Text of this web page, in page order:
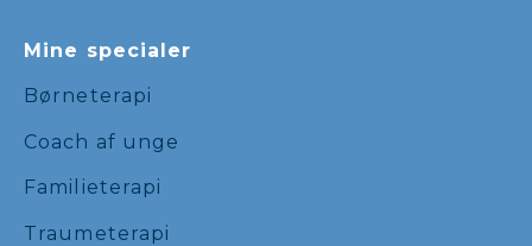
Mine specialer
Børneterapi
Coach af unge
Familieterapi
Traumeterapi